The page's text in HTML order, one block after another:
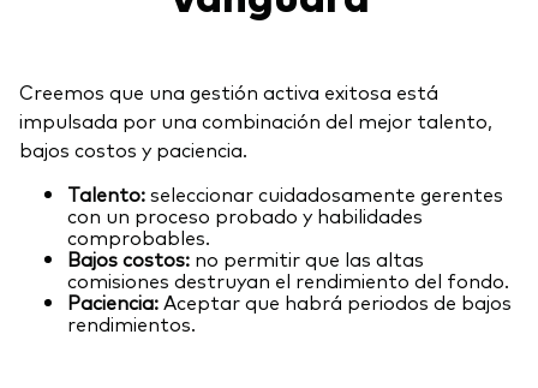
Sobre nuestros productos de inversión
ETFs indexados
Fondos Mutuos
Inversiones ESG
Perspectivas Vanguard
Acerca de Vanguard
Creemos que una gestión activa exitosa está
impulsada por una combinación del mejor talento,
bajos costos y paciencia.
Talento:seleccionar cuidadosamente gerentes
con un proceso probado y habilidades
comprobables.
Bajos costos: no permitir que las altas
comisiones destruyan el rendimiento del fondo.
Paciencia:Aceptar que habrá periodos de bajos
rendimientos.